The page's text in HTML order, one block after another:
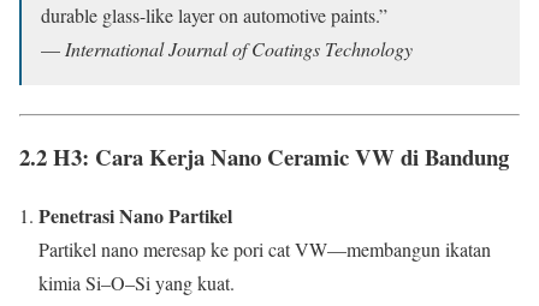
durable glass-like layer on automotive paints.”
— International Journal of Coatings Technology
2.2 H3: Cara Kerja Nano Ceramic VW di Bandung
Penetrasi Nano Partikel
Partikel nano meresap ke pori cat VW—membangun ikatan
kimia Si–O–Si yang kuat.